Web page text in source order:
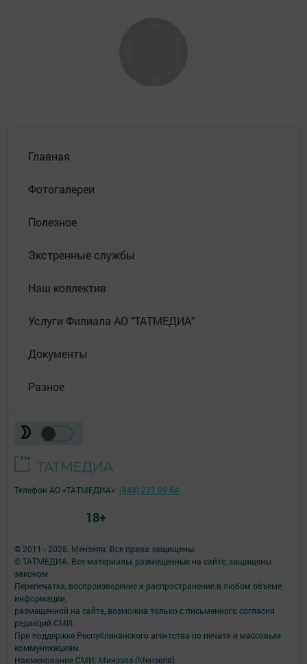
Главная
Фотогалереи
Полезное
Экстренные службы
Наш коллектив
Услуги Филиала АО "ТАТМЕДИА"
Документы
Разное
© 2011 - 2026. Мензеля. Все права защищены.
© ТАТМЕДИА. Все материалы, размещенные на сайте, защищены
законом.
Перепечатка, воспроизведение и распространение в любом объеме
информации,
размещенной на сайте, возможна только с письменного согласия
редакций СМИ.
При поддержке Республиканского агентства по печати и массовым
коммуникациям.
Наименование СМИ: Минзэлэ (Мензеля)
Телефон АО «ТАТМЕДИА»: (843) 222 09 84
18+